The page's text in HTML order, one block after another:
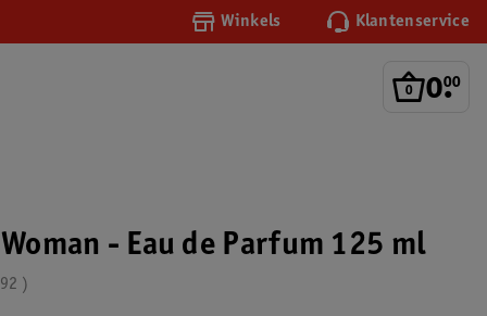
Winkels Klantenservice
0.
00
Woman - Eau de Parfum 125 ml